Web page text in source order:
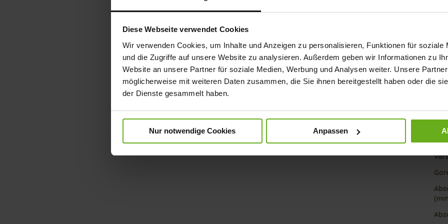
Diese Webseite verwendet Cookies
Wir verwenden Cookies, um Inhalte und Anzeigen zu personalisieren, Funktionen für soziale
und die Zugriffe auf unsere Website zu analysieren. Außerdem geben wir Informationen zu
Website an unsere Partner für soziale Medien, Werbung und Analysen weiter. Unsere
möglicherweise mit weiteren Daten zusammen, die Sie ihnen bereitgestellt haben oder die
der Dienste gesammelt haben.
Nur notwendige Cookies Anpassen